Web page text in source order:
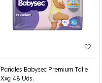
Pañales Babysec Premium Talle
Xxg 48 Uds.